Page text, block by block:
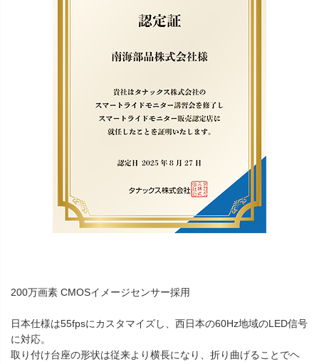
200万画素 CMOSイメージセンサー採用
日本仕様は55fpsにカスタマイズし、西日本の60Hz地域のLED信号
に対応。
取り付け台座の形状は従来より横長になり、折り曲げることでヘ